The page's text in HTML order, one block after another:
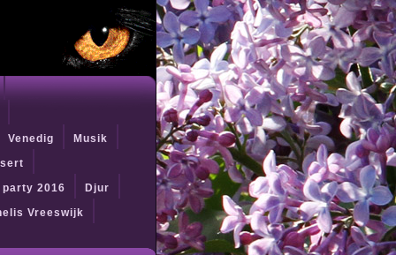
Venedig
Musik
2016
Djur
Vreeswijk